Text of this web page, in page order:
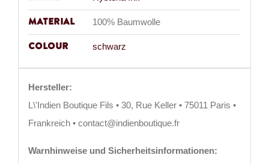
Material 100% Baumwolle
Colour schwarz
Hersteller:
L\'Indien Boutique Fils • 30, Rue Keller • 75011 Paris •
Frankreich • contact@indienboutique.fr
Warnhinweise und Sicherheitsinformationen: